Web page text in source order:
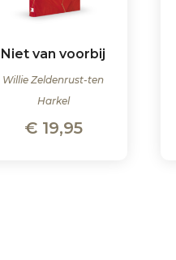
Niet van voorbij
Willie Zeldenrust-ten
Harkel
€19,95